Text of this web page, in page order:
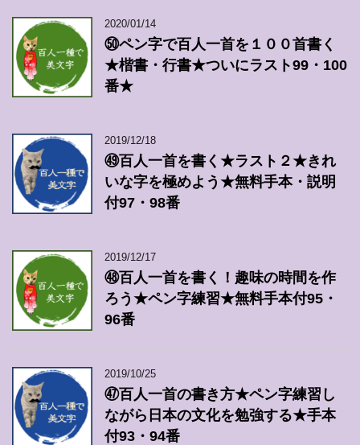
2020/01/14
㊿ペン字で百人一首を１００首書く
★楷書・行書★ついにラスト99・100
番★
2019/12/18
㊾百人一首を書く★ラスト２★きれ
いな字を極めよう★無料手本・説明
付97・98番
2019/12/17
㊽百人一首を書く！趣味の時間を作
ろう★ペン字練習★無料手本付95・
96番
2019/10/25
㊼百人一首の書き方★ペン字練習し
ながら日本の文化を勉強する★手本
付93・94番